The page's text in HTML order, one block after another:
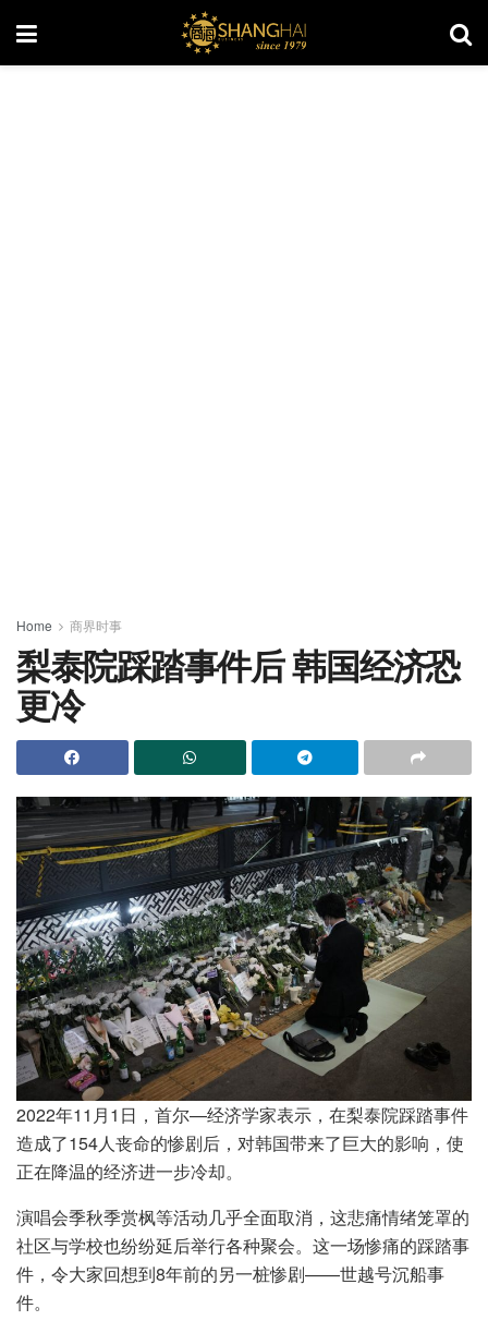
Home 商界时事
梨泰院踩踏事件后 韩国经济恐
更冷
2022年11月1日，首尔—经济学家表示，在梨泰院踩踏事件
造成了154人丧命的惨剧后，对韩国带来了巨大的影响，使
正在降温的经济进一步冷却。
演唱会季秋季赏枫等活动几乎全面取消，这悲痛情绪笼罩的
社区与学校也纷纷延后举行各种聚会。这一场惨痛的踩踏事
件，令大家回想到8年前的另一桩惨剧——世越号沉船事
件。